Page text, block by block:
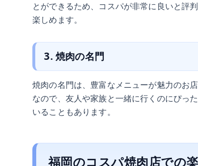
とができるため、コスパが非常に良いと評
楽しめます。
3. 焼肉の名門
焼肉の名門は、豊富なメニューが魅力のお
なので、友人や家族と一緒に行くのにぴっ
いることもあります。
福岡のコスパ焼肉店での